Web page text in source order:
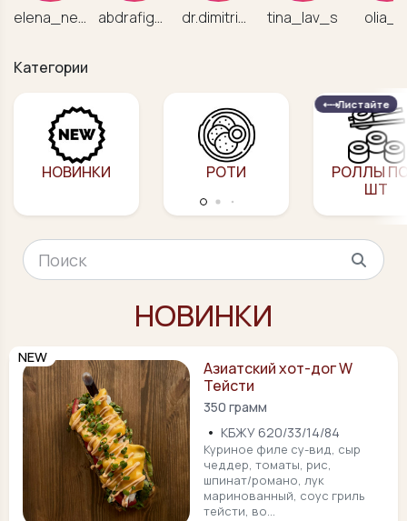
elena_nemecz abdrafigova_guzel dr.dimitrieva tina_lav_s
Категории
⇠⇢Листайте
НОВИНКИ РОТИ
РОЛЛЫ
ШТ
НОВИНКИ
NEW
Азиатский хот-дог W
Тейсти
350 грамм
• КБЖУ 620/33/14/84
Куриное филе су-вид, сыр
чеддер, томаты, рис,
шпинат/романо, лук
маринованный, соус гриль
тейсти, во...